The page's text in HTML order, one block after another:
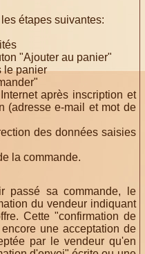
étapes suivantes:
"Ajouter au panier"
le panier
après inscription et
(adresse e-mail et mot de
des données saisies
la commande.
passé sa commande, le
du vendeur indiquant
Cette "confirmation de
une acceptation de
par le vendeur qu'en